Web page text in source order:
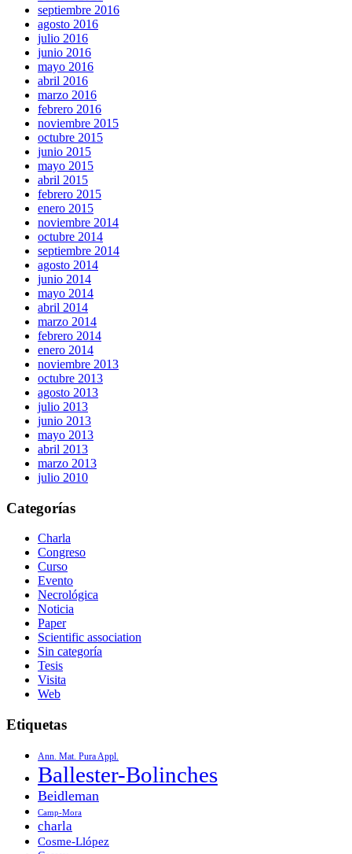
septiembre 2016
agosto 2016
julio 2016
junio 2016
mayo 2016
abril 2016
marzo 2016
febrero 2016
noviembre 2015
octubre 2015
junio 2015
mayo 2015
abril 2015
febrero 2015
enero 2015
noviembre 2014
octubre 2014
septiembre 2014
agosto 2014
junio 2014
mayo 2014
abril 2014
marzo 2014
febrero 2014
enero 2014
noviembre 2013
octubre 2013
agosto 2013
julio 2013
junio 2013
mayo 2013
abril 2013
marzo 2013
julio 2010
Categorías
Charla
Congreso
Curso
Evento
Necrológica
Noticia
Paper
Scientific association
Sin categoría
Tesis
Visita
Web
Etiquetas
Ann. Mat. Pura Appl.
Ballester-Bolinches
Beidleman
Camp-Mora
charla
Cosme-Llópez